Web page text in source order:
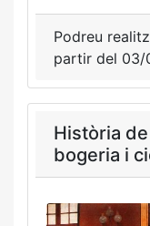
Podreu
partir del 03/
Història
bogeria i